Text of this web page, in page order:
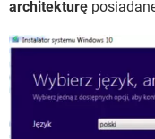
architekturę